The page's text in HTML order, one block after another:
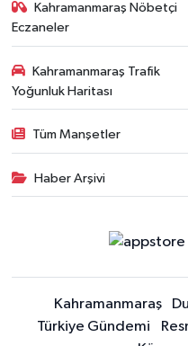
Kahramanmaraş Nöbetçi
Eczaneler
Kahramanmaraş Trafik
Yoğunluk Haritası
Tüm Manşetler
Haber Arşivi
Kahramanmaraş
Türkiye Gündemi